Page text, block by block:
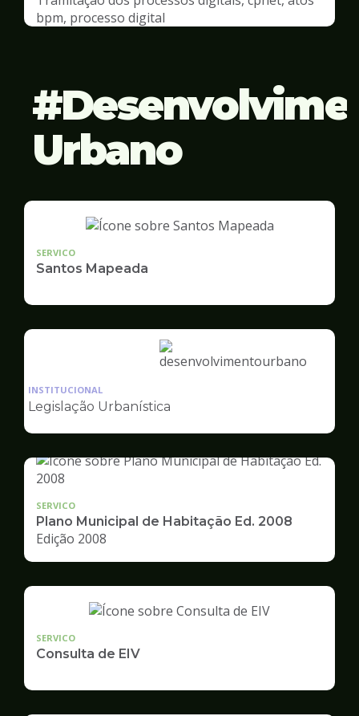
bpm, processo digital
Urbano
SERVICO
Santos Mapeada
Ilustração
Desenvolvimento
Urbano
INSTITUCIONAL
Legislação Urbanística
SERVICO
Plano Municipal de Habitação Ed. 2008
Edição 2008
SERVICO
Consulta de EIV